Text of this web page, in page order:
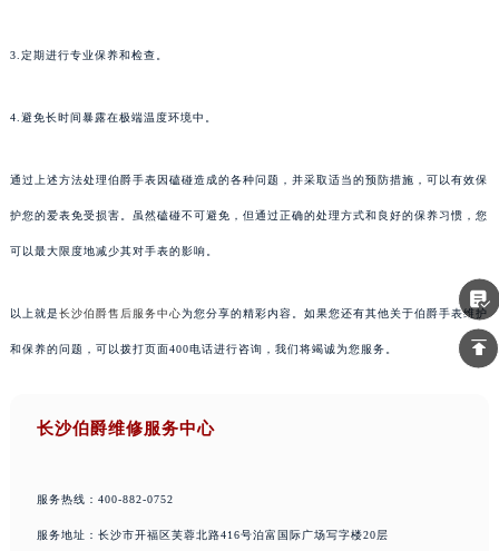
3.定期进行专业保养和检查。
4.避免长时间暴露在极端温度环境中。
通过上述方法处理伯爵手表因磕碰造成的各种问题，并采取适当的预防措施，可以有效保
护您的爱表免受损害。虽然磕碰不可避免，但通过正确的处理方式和良好的保养习惯，您
可以最大限度地减少其对手表的影响。
以上就是长沙伯爵售后服务中心为您分享的精彩内容。如果您还有其他关于伯爵手表维护
和保养的问题，可以拨打页面400电话进行咨询，我们将竭诚为您服务。
长沙伯爵维修服务中心
服务热线：400-882-0752
服务地址：长沙市开福区芙蓉北路416号泊富国际广场写字楼20层